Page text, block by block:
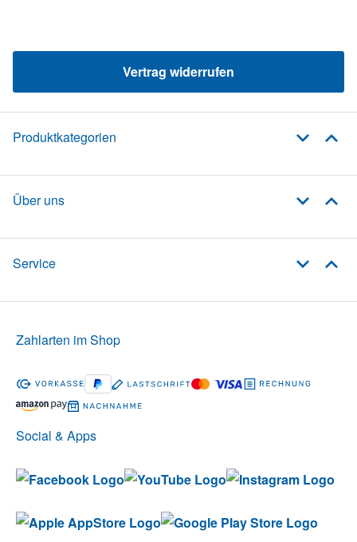
Vertrag widerrufen
Produktkategorien
Über uns
Service
Social & Apps
Zahlarten im Shop